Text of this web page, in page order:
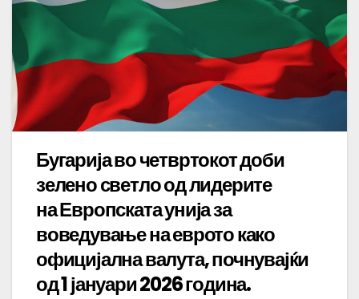
Бугарија во четвртокот доби
зелено светло од лидерите
на Европската унија за
воведување на еврото како
официјална валута, почнувајќи
од 1 јануари 2026 година.